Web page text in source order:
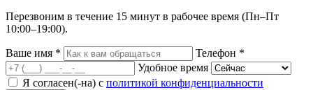
Перезвоним в течение 15 минут в рабочее время (Пн–Пт
10:00–19:00).
Ваше имя * Телефон *
Удобное время
Я согласен(-на) с политикой конфиденциальности